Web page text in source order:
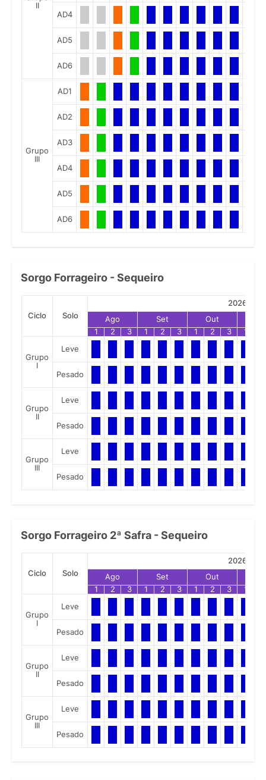
II
AD4
AD5
AD6
Grupo
III
AD1
AD2
AD3
AD4
AD5
AD6
Sorgo Forrageiro - Sequeiro
Ciclo Solo
2026
Ago
Set Out
1
2 3 1 2 3 1 2 3 1
Grupo
I
Leve
Pesado
Grupo
II
Leve
Pesado
Grupo
III
Leve
Pesado
Sorgo Forrageiro 2ª Safra - Sequeiro
Ciclo Solo
2026
Ago
Set Out
1
2 3 1 2 3 1 2 3 1
Grupo
I
Leve
Pesado
Grupo
II
Leve
Pesado
Grupo
III
Leve
Pesado